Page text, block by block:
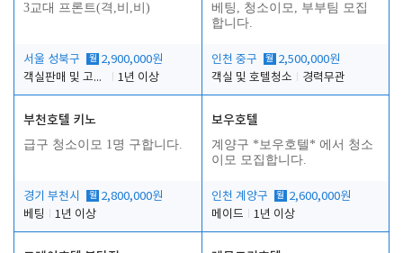
3교대 프론트(격,비,비)
서울 성북구 월 2,900,000원
객실판매 및 고객응대
1년 이상
베팅, 청소이모, 부부팀 모집
합니다.
인천 중구 월 2,500,000원
객실 및 호텔청소
경력무관
부천호텔 키노
급구 청소이모 1명 구합니다.
경기 부천시 월 2,800,000원
베팅
1년 이상
보우호텔
계양구 *보우호텔* 에서 청소
이모 모집합니다.
인천 계양구 월 2,600,000원
메이드
1년 이상